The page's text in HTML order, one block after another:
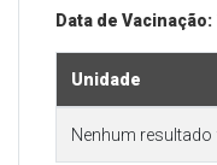
Data de Vacinação:
Unidade
Nenhum